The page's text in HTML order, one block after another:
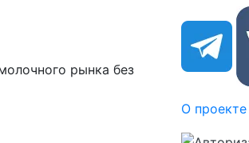
рынка без
О проекте